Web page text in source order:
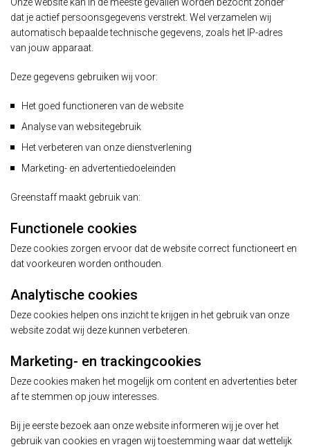
dat je actief persoonsgegevens verstrekt. Wel verzamelen wij
automatisch bepaalde technische gegevens, zoals het IP-adres
van jouw apparaat.
Deze gegevens gebruiken wij voor:
Het goed functioneren van de website
Analyse van websitegebruik
Het verbeteren van onze dienstverlening
Marketing- en advertentiedoeleinden
Greenstaff maakt gebruik van:
Functionele cookies
Deze cookies zorgen ervoor dat de website correct functioneert en
dat voorkeuren worden onthouden.
Analytische cookies
Deze cookies helpen ons inzicht te krijgen in het gebruik van onze
website zodat wij deze kunnen verbeteren.
Marketing- en trackingcookies
Deze cookies maken het mogelijk om content en advertenties beter
af te stemmen op jouw interesses.
Bij je eerste bezoek aan onze website informeren wij je over het
gebruik van cookies en vragen wij toestemming waar dat wettelijk